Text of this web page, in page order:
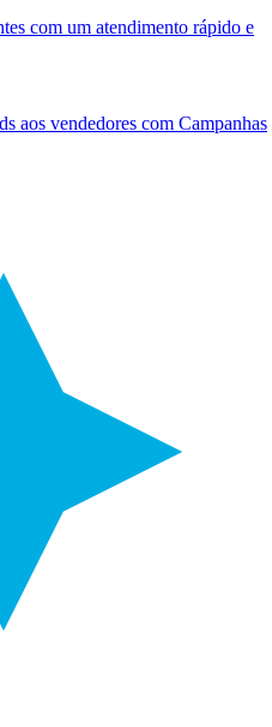
com um atendimento rápido e
aos vendedores com Campanhas